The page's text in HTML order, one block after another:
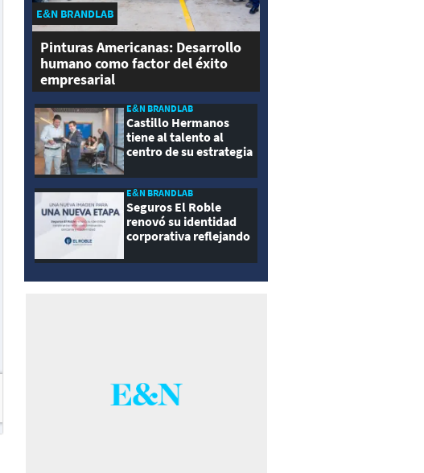
E&N BRANDLAB
Pinturas Americanas: Desarrollo
humano como factor del éxito
empresarial
E&N BRANDLAB
Castillo Hermanos
tiene al talento al
centro de su estrategia
E&N BRANDLAB
Seguros El Roble
renovó su identidad
corporativa reflejando
modernidad